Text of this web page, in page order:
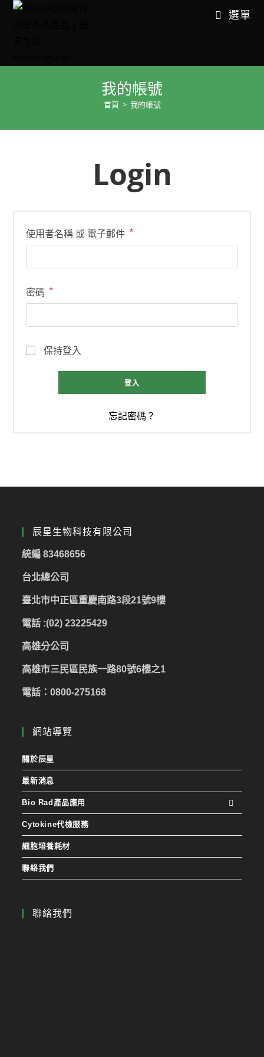
選單
我的帳號
首頁 > 我的帳號
Login
使用者名稱 或 電子郵件 *
密碼 *
保持登入
登入
忘記密碼？
辰星生物科技有限公司
統編 83468656
台北總公司
臺北市中正區重慶南路3段21號9樓
電話 :(02) 23225429
高雄分公司
高雄市三民區民族一路80號6樓之1
電話：0800-275168
網站導覽
關於辰星
最新消息
Bio Rad產品應用
Cytokine代檢服務
細胞培養耗材
聯絡我們
聯絡我們